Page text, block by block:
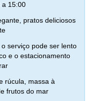
a 15:00
pratos deliciosos
serviço pode ser lento
e o estacionamento
rúcula, massa à
frutos do mar